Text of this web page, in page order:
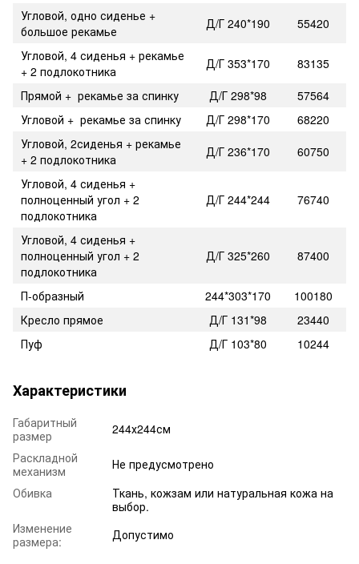
Угловой, одно сиденье +
большое рекамье
Д/Г 240*190
55420
Угловой, 4 сиденья + рекамье
+ 2 подлокотника
Д/Г 353*170
83135
Прямой + рекамье за спинку
Д/Г 298*98
57564
Угловой + рекамье за спинку
Д/Г 298*170
68220
Угловой, 2сиденья + рекамье
+ 2 подлокотника
Д/Г 236*170
60750
Угловой, 4 сиденья +
полноценный угол + 2
подлокотника
Д/Г 244*244 76740
Угловой, 4 сиденья +
полноценный угол + 2
подлокотника
Д/Г 325*260 87400
П-образный 244*303*170
100180
Кресло прямое
Д/Г 131*98
23440
Пуф
Д/Г 103*80 10244
Характеристики
Габаритный
размер
244х244см
Раскладной
механизм
Не предусмотрено
Обивка
Ткань, кожзам или натуральная кожа на
выбор.
Изменение
размера:
Допустимо